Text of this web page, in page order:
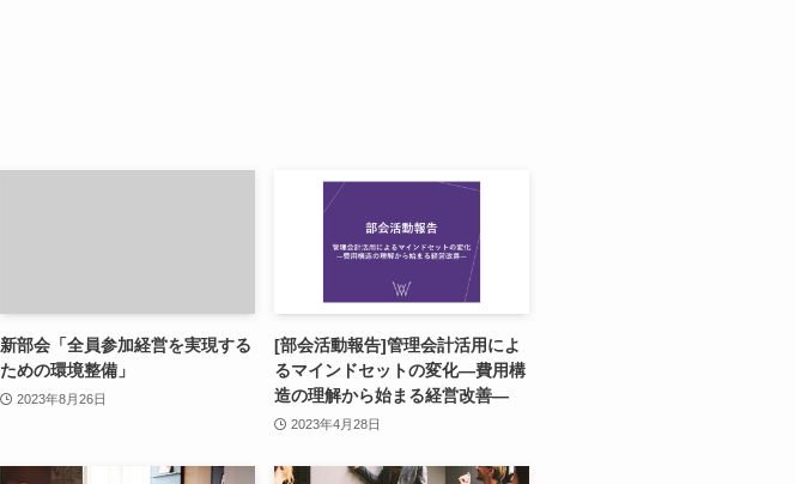
新部会「全員参加経営を実現する
ための環境整備」
2023年8月26日
[部会活動報告]管理会計活用によ
るマインドセットの変化―費用構
造の理解から始まる経営改善―
2023年4月28日